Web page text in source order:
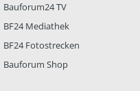
Bauforum24 TV
BF24 Mediathek
BF24 Fotostrecken
Bauforum Shop